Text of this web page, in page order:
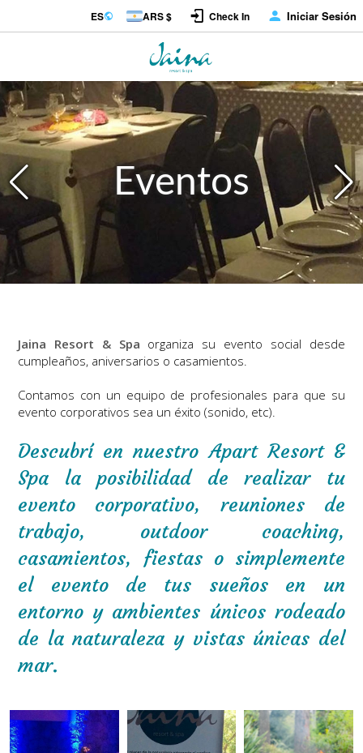
ES ARS $ Check In Iniciar Sesión
Eventos
Jaina Resort & Spa organiza su evento social desde
cumpleaños, aniversarios o casamientos.
Contamos con un equipo de profesionales para que su
evento corporativos sea un éxito (sonido, etc).
Descubrí en nuestro Apart Resort &
Spa la posibilidad de realizar tu
evento corporativo, reuniones de
trabajo, outdoor coaching,
casamientos, fiestas o simplemente
el evento de tus sueños en un
entorno y ambientes únicos rodeado
de la naturaleza y vistas únicas del
mar.